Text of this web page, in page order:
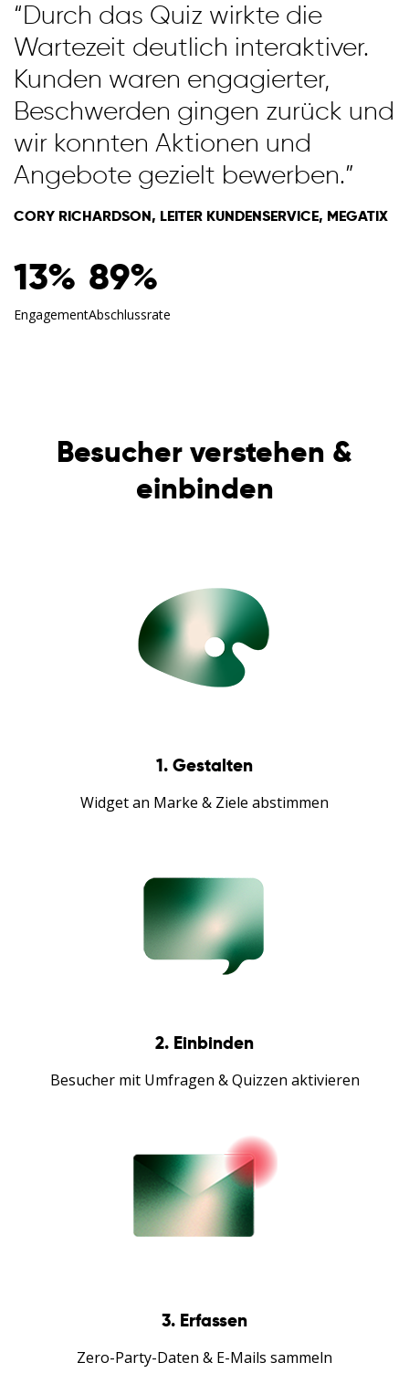
Deutsch
日本語
한국어
“Durch das Quiz wirkte die
Wartezeit deutlich interaktiver.
Kunden waren engagierter,
Beschwerden gingen zurück und
wir konnten Aktionen und
Angebote gezielt bewerben.”
CORY RICHARDSON, LEITER KUNDENSERVICE, MEGATIX
13%
Engagement
89%
Abschlussrate
Besucher verstehen &
einbinden
1. Gestalten
Widget an Marke & Ziele abstimmen
2. Einbinden
Besucher mit Umfragen & Quizzen aktivieren
3. Erfassen
Zero-Party-Daten & E-Mails sammeln